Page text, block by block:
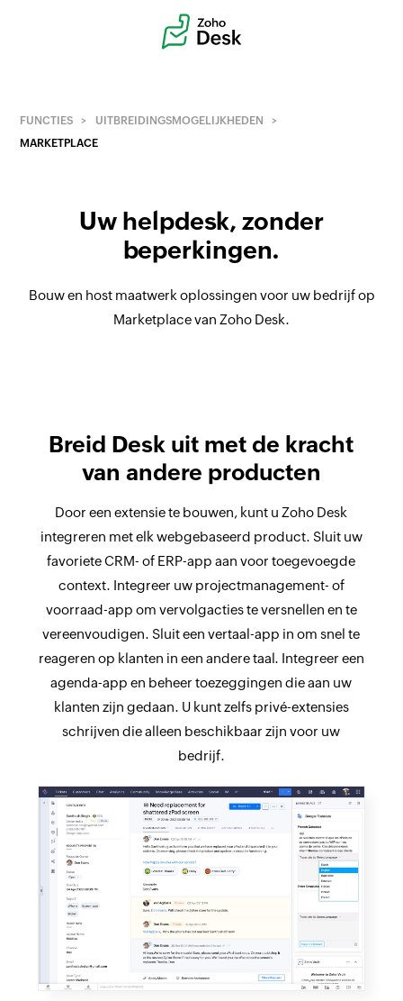
FUNCTIES
UITBREIDINGSMOGELIJKHEDEN
MARKETPLACE
Uw helpdesk, zonder
beperkingen.
Bouw en host maatwerk oplossingen voor uw bedrijf op
Marketplace van Zoho Desk.
Breid Desk uit met de kracht
van andere producten
Door een extensie te bouwen, kunt u Zoho Desk
integreren met elk webgebaseerd product. Sluit uw
favoriete CRM- of ERP-app aan voor toegevoegde
context. Integreer uw projectmanagement- of
voorraad-app om vervolgacties te versnellen en te
vereenvoudigen. Sluit een vertaal-app in om snel te
reageren op klanten in een andere taal. Integreer een
agenda-app en beheer toezeggingen die aan uw
klanten zijn gedaan. U kunt zelfs privé-extensies
schrijven die alleen beschikbaar zijn voor uw
bedrijf.